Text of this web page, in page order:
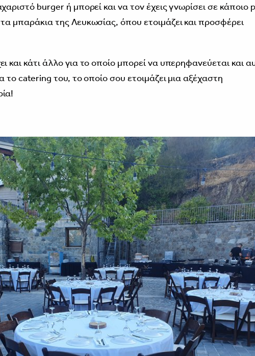
burger ή μπορεί και να τον έχεις γνωρίσει σε κάποιο
μπαράκια της Λευκωσίας, όπου ετοιμάζει και προσφέρει
και κάτι άλλο για το οποίο μπορεί να υπερηφανεύεται και
το catering του, το οποίο σου ετοιμάζει μια αξέχαστη